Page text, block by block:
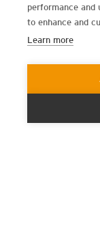
performance and
to enhance and
Learn more